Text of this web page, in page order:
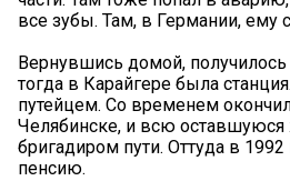
все зубы. Там, в Германии, ему
Вернувшись домой, получилось
тогда в Карайгере была
путейцем. Со временем
Челябинске, и всю оставшуюся
бригадиром пути. Оттуда в
пенсию.